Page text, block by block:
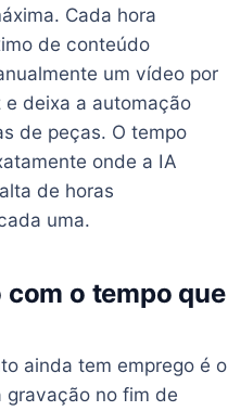
Cada hora
de conteúdo
um vídeo por
deixa a automação
de peças. O tempo
onde a IA
de horas
uma.
o tempo que
ainda tem emprego é o
gravação no fim de